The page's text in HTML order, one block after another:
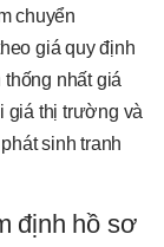
chuyển
giá quy định
nhất giá
giá thị trường và
sinh tranh
định hồ sơ